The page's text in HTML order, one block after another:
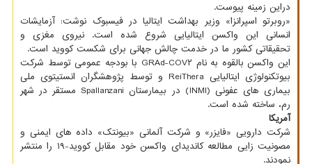
دراین زمینه پیوست.
«روبرتو اسپرانزا» وزیر بهداشت ایتالیا در فیسبوک نوشت: آزمایشات
انسانی این واکسن ایتالیایی شروع شده است. نیروی مغزی و
تحقیقاتی کشور ما در خدمت چالش جهانی برای شکست کووید است.
این واکسن بالقوه به نام GRAd-COV۲ با بودجه عمومی توسط شرکت
بیوتکنولوژی ایتالیایی ReiThera و توسط پژوهشگران انستیتوی ملی
بیماری های عفونی (INMI) در بیمارستان Spallanzani مستقر در شهر
رم، ساخته شده است.
آمریکا
شرکت دارویی «فایزر» و شرکت آلمانی «بیونتک» داده های ایمنی و
مصونیت زایی مطالعه کاندیدای واکسن خود مقابل کووید-۱۹ را منتشر
نمودند.